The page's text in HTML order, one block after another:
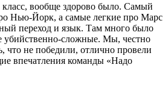
вообще здорово было. Самый
Нью-Йорк, а самые легкие про Марс
переход и язык. Там много было
убийственно-сложные. Мы, честно
что не победили, отлично провели
впечатления команды «Надо